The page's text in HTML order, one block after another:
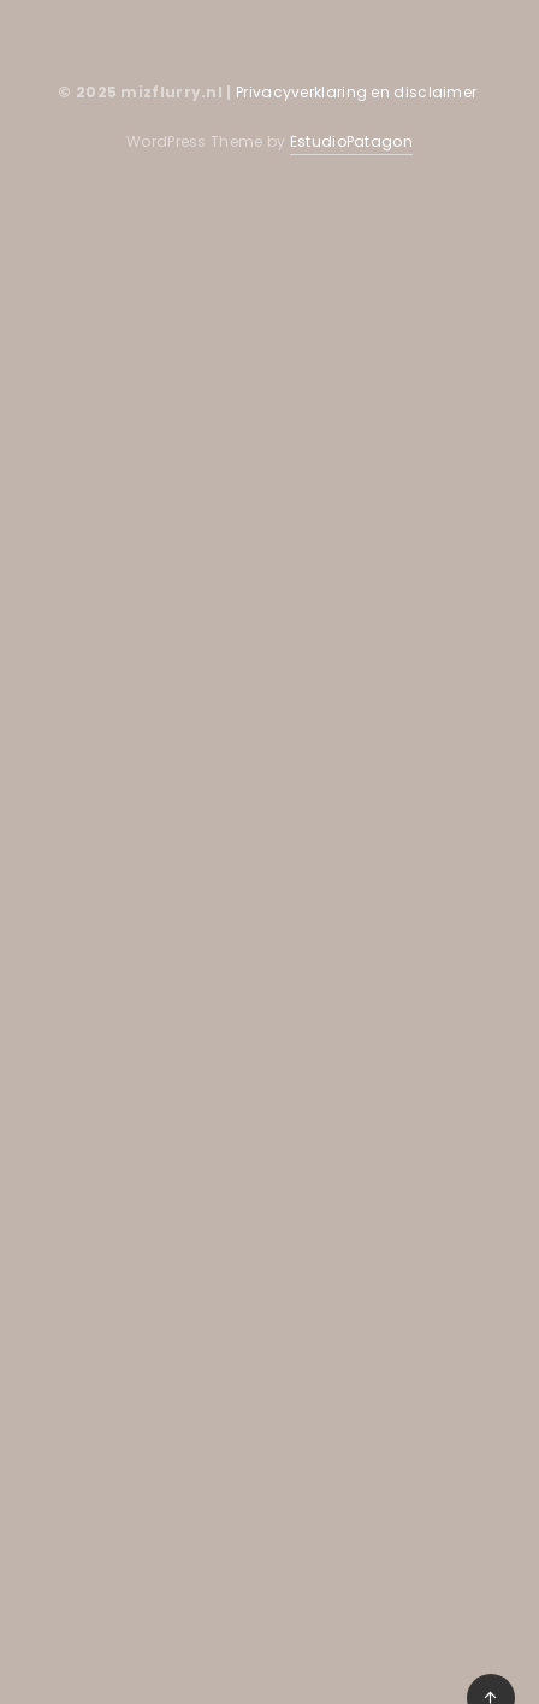
© 2025 mizflurry.nl | Privacyverklaring en disclaimer
WordPress Theme by EstudioPatagon